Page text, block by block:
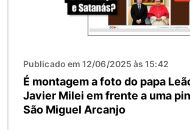
Publicado em 12/06/2025 às 15:42
É montagem a foto do papa
Javier Milei em frente a uma
São Miguel Arcanjo